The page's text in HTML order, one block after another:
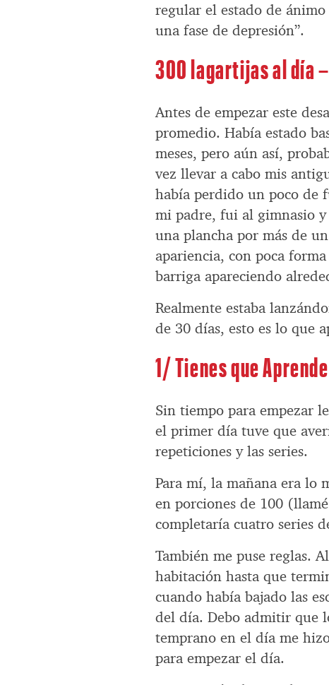
regular el estado de
una fase de depresión”.
300 lagartijas al día
Antes de empezar este
promedio. Había estado
meses, pero aún así,
vez llevar a cabo mis
había perdido un poco de
mi padre, fui al gimnasio
una plancha por más de
apariencia, con poca
barriga apareciendo
Realmente estaba
de 30 días, esto es lo que
1/ Tienes que
Sin tiempo para empezar
el primer día tuve que
repeticiones y las series.
Para mí, la mañana era lo
en porciones de 100
completaría cuatro series
También me puse reglas.
habitación hasta que
cuando había bajado las
del día. Debo admitir que
temprano en el día me
para empezar el día.